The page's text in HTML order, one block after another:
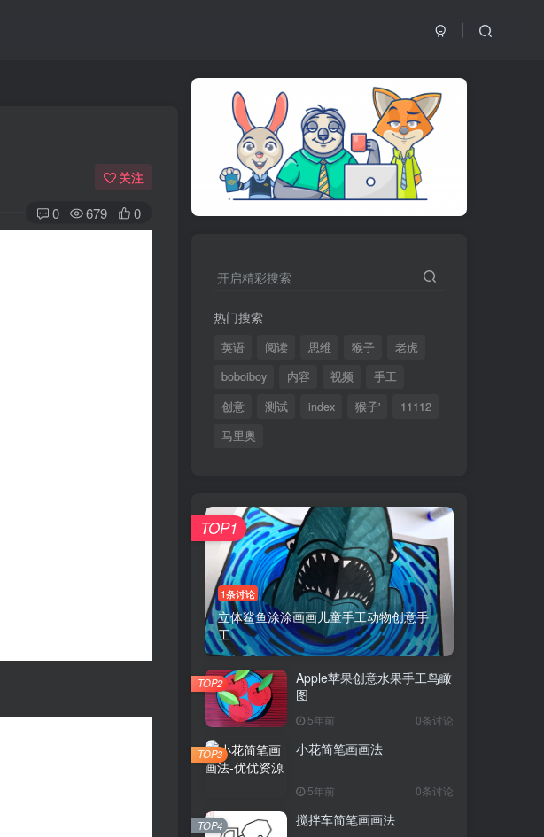
关注
0 679 0
开启精彩搜索
热门搜索
英语 阅读 思维 猴子
老虎
boboiboy
内容 视频
手工
创意
测试 index 猴子'
11112
马里奥
1条讨论
立体鲨鱼涂涂画画儿童手工动物创意手
工
TOP1
Apple苹果创意水果手工鸟瞰
图
5年前 0条讨论
TOP2
小花简笔画画法
5年前 0条讨论
TOP3
搅拌车简笔画画法
TOP4